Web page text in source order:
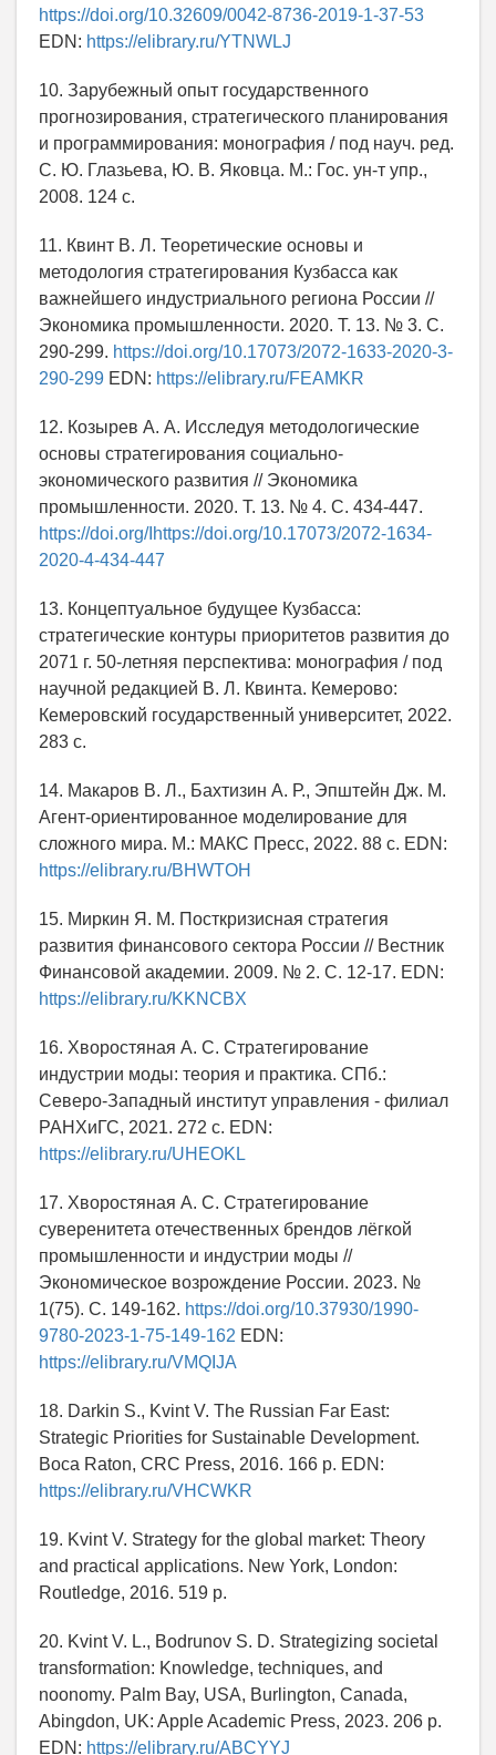
https://doi.org/10.32609/0042-8736-2019-1-37-53
EDN: https://elibrary.ru/YTNWLJ
10. Зарубежный опыт государственного
прогнозирования, стратегического планирования
и программирования: монография / под науч. ред.
С. Ю. Глазьева, Ю. В. Яковца. М.: Гос. ун-т упр.,
2008. 124 с.
11. Квинт В. Л. Теоретические основы и
методология стратегирования Кузбасса как
важнейшего индустриального региона России //
Экономика промышленности. 2020. Т. 13. № 3. С.
290-299. https://doi.org/10.17073/2072-1633-2020-3-
290-299 EDN: https://elibrary.ru/FEAMKR
12. Козырев А. А. Исследуя методологические
основы стратегирования социально-
экономического развития // Экономика
промышленности. 2020. Т. 13. № 4. С. 434-447.
https://doi.org/Ihttps://doi.org/10.17073/2072-1634-
2020-4-434-447
13. Концептуальное будущее Кузбасса:
стратегические контуры приоритетов развития до
2071 г. 50-летняя перспектива: монография / под
научной редакцией В. Л. Квинта. Кемерово:
Кемеровский государственный университет, 2022.
283 с.
14. Макаров В. Л., Бахтизин А. Р., Эпштейн Дж. М.
Агент-ориентированное моделирование для
сложного мира. М.: МАКС Пресс, 2022. 88 с. EDN:
https://elibrary.ru/BHWTOH
15. Миркин Я. М. Посткризисная стратегия
развития финансового сектора России // Вестник
Финансовой академии. 2009. № 2. С. 12-17. EDN:
https://elibrary.ru/KKNCBX
16. Хворостяная А. С. Стратегирование
индустрии моды: теория и практика. СПб.:
Северо-Западный институт управления - филиал
РАНХиГС, 2021. 272 с. EDN:
https://elibrary.ru/UHEOKL
17. Хворостяная А. С. Стратегирование
суверенитета отечественных брендов лёгкой
промышленности и индустрии моды //
Экономическое возрождение России. 2023. №
1(75). С. 149-162. https://doi.org/10.37930/1990-
9780-2023-1-75-149-162 EDN:
https://elibrary.ru/VMQIJA
18. Darkin S., Kvint V. The Russian Far East:
Strategic Priorities for Sustainable Development.
Boca Raton, CRC Press, 2016. 166 p. EDN:
https://elibrary.ru/VHCWKR
19. Kvint V. Strategy for the global market: Theory
and practical applications. New York, London:
Routledge, 2016. 519 p.
20. Kvint V. L., Bodrunov S. D. Strategizing societal
transformation: Knowledge, techniques, and
noonomy. Palm Bay, USA, Burlington, Canada,
Abingdon, UK: Apple Academic Press, 2023. 206 p.
EDN: https://elibrary.ru/ABCYYJ